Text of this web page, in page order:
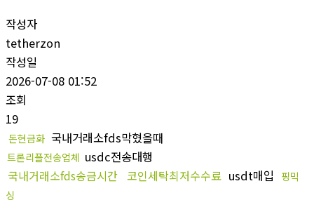
작성자
tetherzon
작성일
2026-07-08 01:52
조회
19
돈현금화 국내거래소fds막혔을때
트론리플전송업체 usdc전송대행
국내거래소fds송금시간 코인세탁최저수수료 usdt매입
핑믹
싱